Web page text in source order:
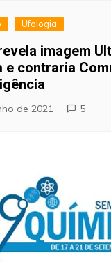
Ufologia
imagem
e contraria
de 2021 5